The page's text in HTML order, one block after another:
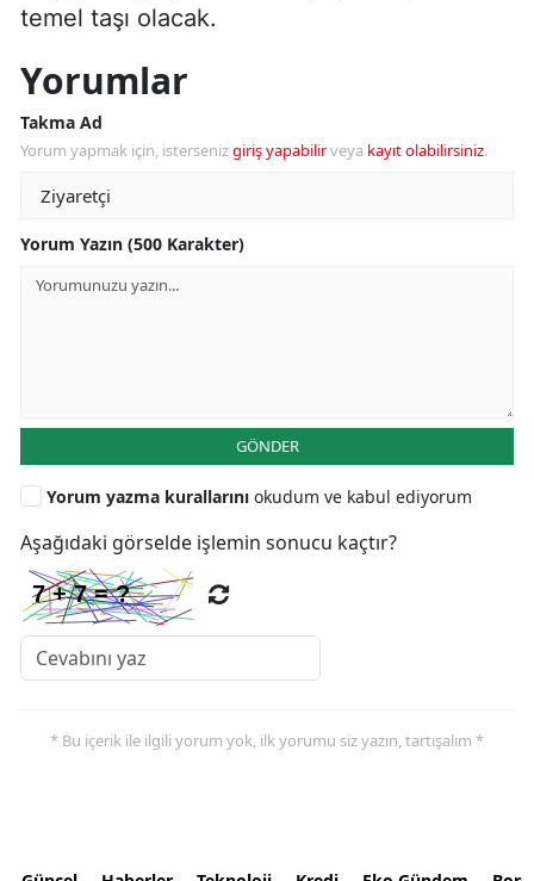
temel taşı olacak.
Yorumlar
Takma Ad
Yorum yapmak için, istersenizgiriş yapabilirveya kayıt olabilirsiniz.
Yorum Yazın (500 Karakter)
GÖNDER
Yorum yazma kurallarını okudum ve kabul ediyorum
Aşağıdaki görselde işlemin sonucu kaçtır?
* Bu içerik ile ilgili yorum yok, ilk yorumu siz yazın, tartışalım *